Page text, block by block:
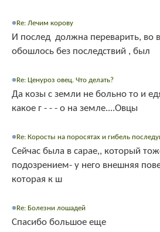
Re: Лечим корову
И послед должна переварить, во
обошлось без последствий , был
Re: Ценуроз овец. Что делать?
Да козы с земли не больно то и
какое г - - - о на земле....Овцы
Re: Коросты на поросятах и гибель
Сейчас была в сарае,, который
подозрением- у него внешняя
которая к ш
Re: Болезни лошадей
Спасибо большое еще